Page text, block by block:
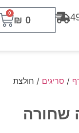
0
₪
0
/ סריגים / חולצת
שחורה